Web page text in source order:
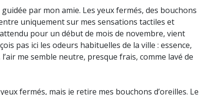
par mon amie. Les yeux fermés, des bouchons
uniquement sur mes sensations tactiles et
pour un début de mois de novembre, vient
pas ici les odeurs habituelles de la ville : essence,
me semble neutre, presque frais, comme lavé de
fermés, mais je retire mes bouchons d’oreilles. Le